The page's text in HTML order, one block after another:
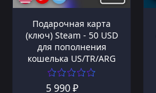
Подарочная карта
(ключ) Steam - 50 USD
для пополнения
кошелька US/TR/ARG
5 990 ₽